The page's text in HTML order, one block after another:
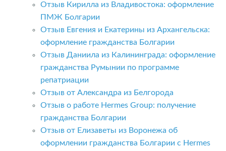
Отзыв Кирилла из Владивостока: оформление
ПМЖ Болгарии
Отзыв Евгения и Екатерины из Архангельска:
оформление гражданства Болгарии
Отзыв Даниила из Калининграда: оформление
гражданства Румынии по программе
репатриации
Отзыв от Александра из Белгорода
Отзыв о работе Hermes Group: получение
гражданства Болгарии
Отзыв от Елизаветы из Воронежа об
оформлении гражданства Болгарии с Hermes